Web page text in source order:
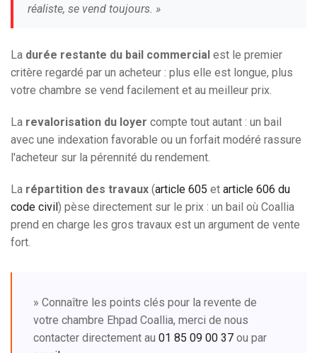
réaliste, se vend toujours. »
La durée restante du bail commercial est le premier
critère regardé par un acheteur : plus elle est longue, plus
votre chambre se vend facilement et au meilleur prix.
La revalorisation du loyer compte tout autant : un bail
avec une indexation favorable ou un forfait modéré rassure
l'acheteur sur la pérennité du rendement.
La répartition des travaux (article 605 et article 606 du
code civil) pèse directement sur le prix : un bail où Coallia
prend en charge les gros travaux est un argument de vente
fort.
» Connaître les points clés pour la revente de
votre chambre Ehpad Coallia, merci de nous
contacter directement au 01 85 09 00 37 ou par